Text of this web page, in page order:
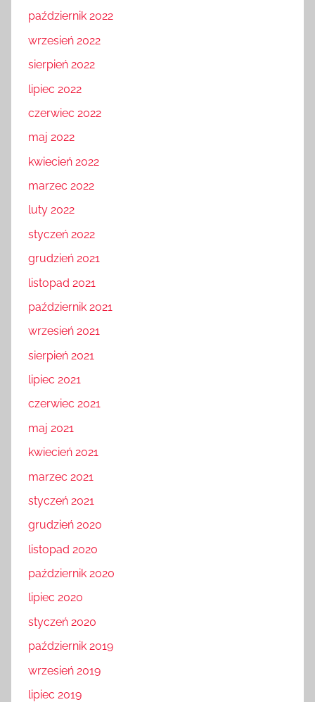
październik 2022
wrzesień 2022
sierpień 2022
lipiec 2022
czerwiec 2022
maj 2022
kwiecień 2022
marzec 2022
luty 2022
styczeń 2022
grudzień 2021
listopad 2021
październik 2021
wrzesień 2021
sierpień 2021
lipiec 2021
czerwiec 2021
maj 2021
kwiecień 2021
marzec 2021
styczeń 2021
grudzień 2020
listopad 2020
październik 2020
lipiec 2020
styczeń 2020
październik 2019
wrzesień 2019
lipiec 2019